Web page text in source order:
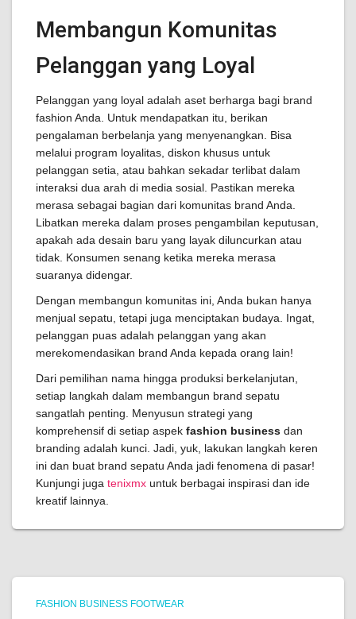
Membangun Komunitas
Pelanggan yang Loyal
Pelanggan yang loyal adalah aset berharga bagi brand
fashion Anda. Untuk mendapatkan itu, berikan
pengalaman berbelanja yang menyenangkan. Bisa
melalui program loyalitas, diskon khusus untuk
pelanggan setia, atau bahkan sekadar terlibat dalam
interaksi dua arah di media sosial. Pastikan mereka
merasa sebagai bagian dari komunitas brand Anda.
Libatkan mereka dalam proses pengambilan keputusan,
apakah ada desain baru yang layak diluncurkan atau
tidak. Konsumen senang ketika mereka merasa
suaranya didengar.
Dengan membangun komunitas ini, Anda bukan hanya
menjual sepatu, tetapi juga menciptakan budaya. Ingat,
pelanggan puas adalah pelanggan yang akan
merekomendasikan brand Anda kepada orang lain!
Dari pemilihan nama hingga produksi berkelanjutan,
setiap langkah dalam membangun brand sepatu
sangatlah penting. Menyusun strategi yang
komprehensif di setiap aspek fashion business dan
branding adalah kunci. Jadi, yuk, lakukan langkah keren
ini dan buat brand sepatu Anda jadi fenomena di pasar!
Kunjungi juga tenixmx untuk berbagai inspirasi dan ide
kreatif lainnya.
FASHION BUSINESS FOOTWEAR